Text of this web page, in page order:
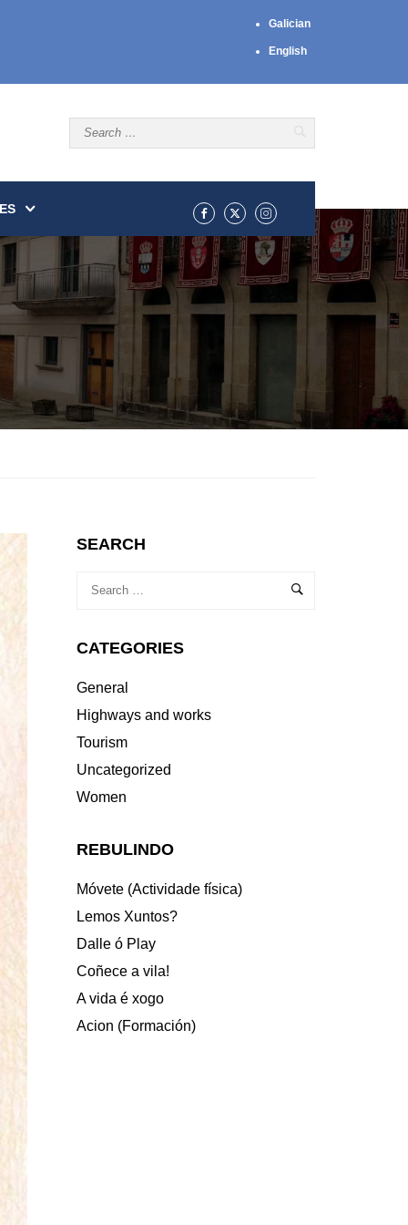
Galician
English
SEARCH
CATEGORIES
General
Highways and works
Tourism
Uncategorized
Women
REBULINDO
Móvete (Actividade física)
Lemos Xuntos?
Dalle ó Play
Coñece a vila!
A vida é xogo
Acion (Formación)